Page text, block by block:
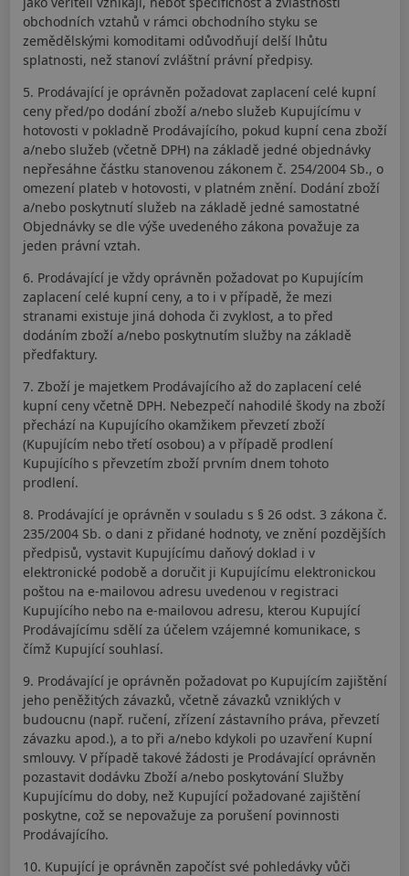
obchodních vztahů v rámci obchodního styku se
zemědělskými komoditami odůvodňují delší lhůtu
splatnosti, než stanoví zvláštní právní předpisy.
5. Prodávající je oprávněn požadovat zaplacení celé kupní
ceny před/po dodání zboží a/nebo služeb Kupujícímu v
hotovosti v pokladně Prodávajícího, pokud kupní cena zboží
a/nebo služeb (včetně DPH) na základě jedné objednávky
nepřesáhne částku stanovenou zákonem č. 254/2004 Sb., o
omezení plateb v hotovosti, v platném znění. Dodání zboží
a/nebo poskytnutí služeb na základě jedné samostatné
Objednávky se dle výše uvedeného zákona považuje za
jeden právní vztah.
6. Prodávající je vždy oprávněn požadovat po Kupujícím
zaplacení celé kupní ceny, a to i v případě, že mezi
stranami existuje jiná dohoda či zvyklost, a to před
dodáním zboží a/nebo poskytnutím služby na základě
předfaktury.
7. Zboží je majetkem Prodávajícího až do zaplacení celé
kupní ceny včetně DPH. Nebezpečí nahodilé škody na zboží
přechází na Kupujícího okamžikem převzetí zboží
(Kupujícím nebo třetí osobou) a v případě prodlení
Kupujícího s převzetím zboží prvním dnem tohoto
prodlení.
8. Prodávající je oprávněn v souladu s § 26 odst. 3 zákona č.
235/2004 Sb. o dani z přidané hodnoty, ve znění pozdějších
předpisů, vystavit Kupujícímu daňový doklad i v
elektronické podobě a doručit ji Kupujícímu elektronickou
poštou na e-mailovou adresu uvedenou v registraci
Kupujícího nebo na e-mailovou adresu, kterou Kupující
Prodávajícímu sdělí za účelem vzájemné komunikace, s
čímž Kupující souhlasí.
9. Prodávající je oprávněn požadovat po Kupujícím zajištění
jeho peněžitých závazků, včetně závazků vzniklých v
budoucnu (např. ručení, zřízení zástavního práva, převzetí
závazku apod.), a to při a/nebo kdykoli po uzavření Kupní
smlouvy. V případě takové žádosti je Prodávající oprávněn
pozastavit dodávku Zboží a/nebo poskytování Služby
Kupujícímu do doby, než Kupující požadované zajištění
poskytne, což se nepovažuje za porušení povinnosti
Prodávajícího.
10. Kupující je oprávněn započíst své pohledávky vůči